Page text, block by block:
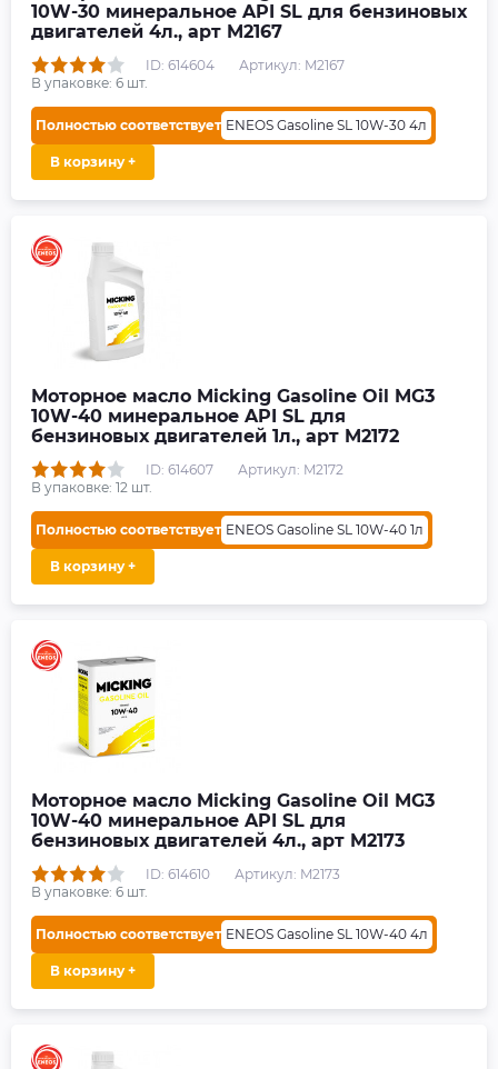
10W-30 минеральное API SL для бензиновых
двигателей 4л., арт M2167
ID: 614604
Артикул: M2167
В упаковке: 6 шт.
Полностью соответствует ENEOS Gasoline SL 10W-30 4л
В корзину +
Моторное масло Micking Gasoline Oil MG3
10W-40 минеральное API SL для
бензиновых двигателей 1л., арт M2172
ID: 614607
Артикул: M2172
В упаковке: 12 шт.
Полностью соответствует ENEOS Gasoline SL 10W-40 1л
В корзину +
Моторное масло Micking Gasoline Oil MG3
10W-40 минеральное API SL для
бензиновых двигателей 4л., арт M2173
ID: 614610
Артикул: M2173
В упаковке: 6 шт.
Полностью соответствует ENEOS Gasoline SL 10W-40 4л
В корзину +